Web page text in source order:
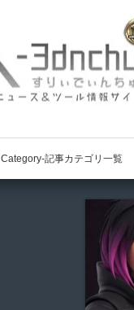
Category-記事カテゴリ一覧